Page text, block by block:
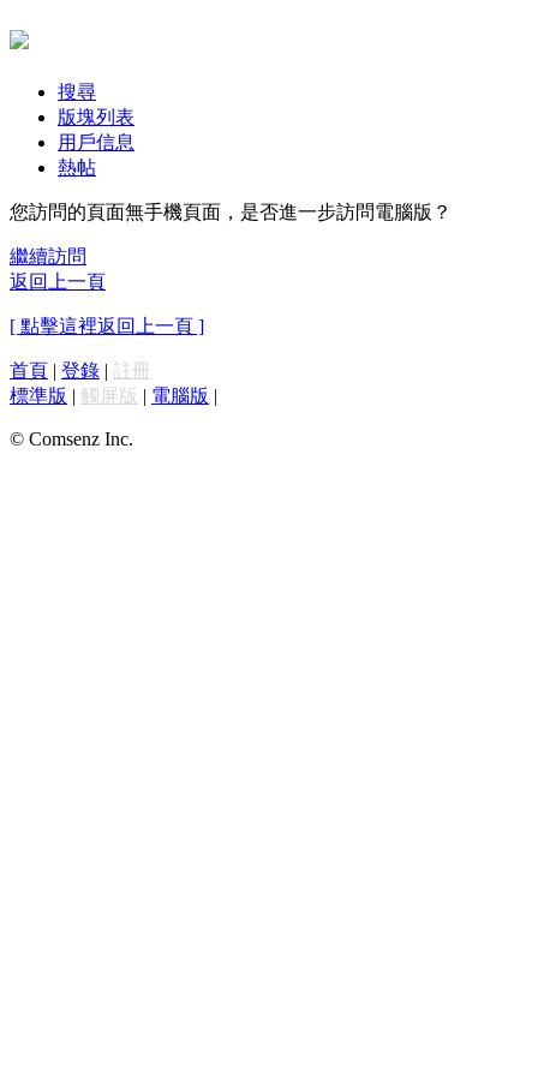
搜尋
版塊列表
用戶信息
熱帖
您訪問的頁面無手機頁面，是否進一步訪問電腦版？
繼續訪問
返回上一頁
[ 點擊這裡返回上一頁 ]
首頁 | 登錄 | 註冊
標準版 | 觸屏版 | 電腦版 |
© Comsenz Inc.